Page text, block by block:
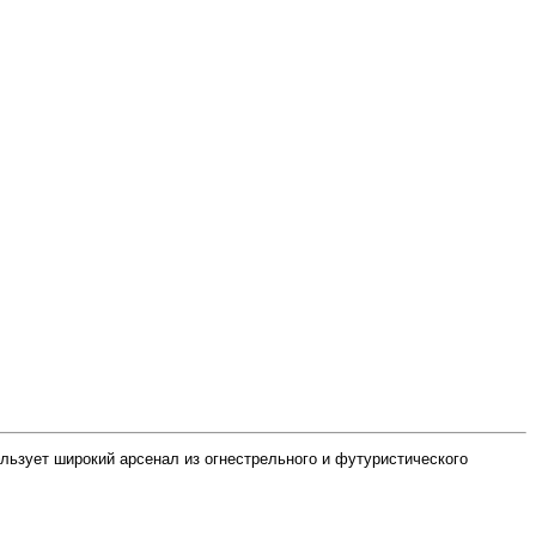
широкий арсенал из огнестрельного и футуристического